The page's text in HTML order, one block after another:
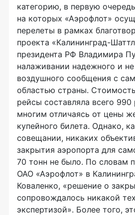
категорию, в первую
на которых «Аэрофлот»
перелеты в рамках
проекта «Калининград-
президента РФ Владимира
налаживании надежного и
воздушного сообщения с
областью страны.
рейсы составляла всего 990
многим отличаясь от цены
купейного билета. Однако,
совещании, никаких
закрытия аэропорта для
70 тонн не было. По словам
ОАО «Аэрофлот» в
Коваленко, «решение о
сопровождалось никакой
экспертизой». Более того,